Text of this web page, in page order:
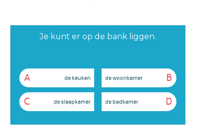
Je kunt er op de bank liggen.
A de keuken B
de woonkamer
C de slaapkamer D
de badkamer